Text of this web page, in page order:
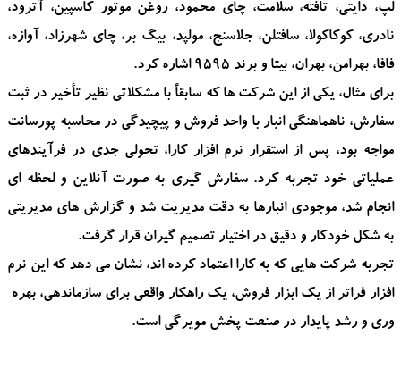
لپ، دایتی، تافته، سلامت، چای محمود، روغن موتور کاسپین، آترود،
نادری، کوکاکولا، سافتلن، جلاسنج، مولپد، بیگ بر، چای شهرزاد، آوازه،
فافا، بهرامن، بهران، بیتا و برند ۹۵۹۵
اشاره کرد.
برای مثال، یکی از این شرکت ها که سابقاً با مشکلاتی نظیر تأخیر در ثبت
سفارش، ناهماهنگی انبار با واحد فروش و پیچیدگی در محاسبه پورسانت
مواجه بود، پس از استقرار نرم افزار کارا، تحولی جدی در فرآیندهای
عملیاتی خود تجربه کرد. سفارش گیری به صورت آنلاین و لحظه ای
انجام شد، موجودی انبارها به دقت مدیریت شد و گزارش های مدیریتی
به شکل خودکار و دقیق در اختیار تصمیم گیران قرار گرفت.
تجربه شرکت هایی که به کارا اعتماد کرده اند، نشان می دهد که این نرم
افزار فراتر از یک ابزار فروش، یک راهکار واقعی برای سازماندهی، بهره
وری و رشد پایدار در صنعت پخش مویرگی است.